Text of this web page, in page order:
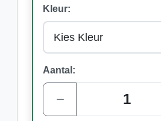
Kleur:
Aantal: